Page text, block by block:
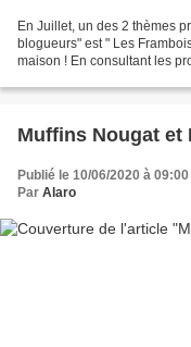
En Juillet, un des 2 thèmes
blogueurs" est " Les
maison ! En consultant les
Muffins Nougat et
Publié le 10/06/2020 à 09:00
Par Alaro